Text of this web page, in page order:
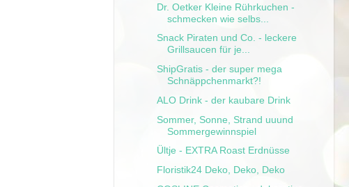
Dr. Oetker Kleine Rührkuchen -
schmecken wie selbs...
Snack Piraten und Co. - leckere
Grillsaucen für je...
ShipGratis - der super mega
Schnäppchenmarkt?!
ALO Drink - der kaubare Drink
Sommer, Sonne, Strand uuund
Sommergewinnspiel
Ültje - EXTRA Roast Erdnüsse
Floristik24 Deko, Deko, Deko